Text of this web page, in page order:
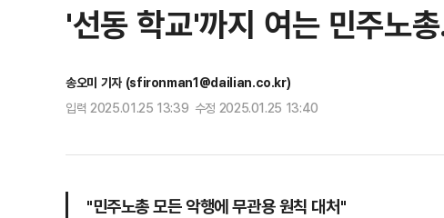
'선동 학교'까지 여는 민주노
송오미 기자 (sfironman1@dailian.co.kr)
입력 2025.01.25 13:39 수정 2025.01.25 13:40
"민주노총 모든 악행에 무관용 원칙 대처"